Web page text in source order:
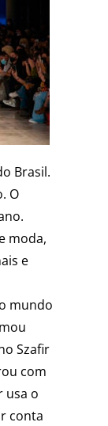
Brasil.
O
moda,
e
mundo
Szafir
com
usa o
conta